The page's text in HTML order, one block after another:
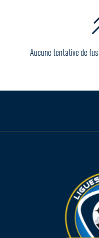
Aucune tentative de